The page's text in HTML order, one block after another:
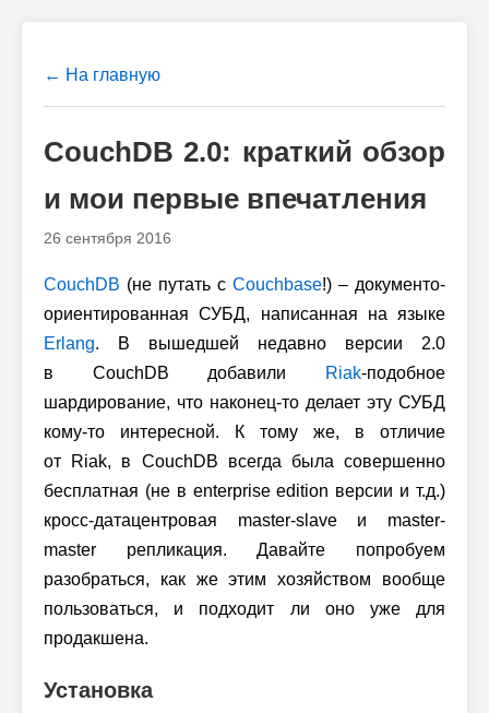
← На главную
CouchDB 2.0: краткий обзор
и мои первые впечатления
26 сентября 2016
CouchDB (не путать с Couchbase!) – документо-
ориентированная СУБД, написанная на языке
Erlang. В вышедшей недавно версии 2.0
в CouchDB добавили
Riak-подобное
шардирование, что наконец-то делает эту СУБД
кому-то интересной. К тому же, в отличие
от Riak, в CouchDB всегда была совершенно
бесплатная (не в enterprise edition версии и т.д.)
кросс-датацентровая master-slave и master-
master репликация. Давайте попробуем
разобраться, как же этим хозяйством вообще
пользоваться, и подходит ли оно уже для
продакшена.
Установка